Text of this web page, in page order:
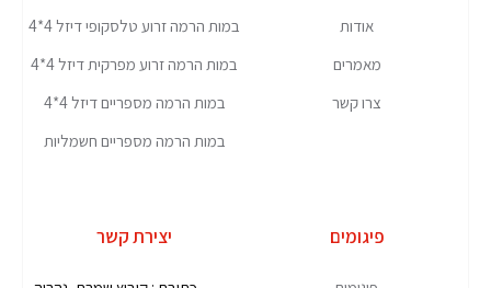
אודות
מאמרים
צרו קשר
במות הרמה זרוע טלסקופי דיזל 4*4
במות הרמה זרוע מפרקית דיזל 4*4
במות הרמה מספריים דיזל 4*4
במות הרמה מספריים חשמליות
פיגומים יצירת קשר